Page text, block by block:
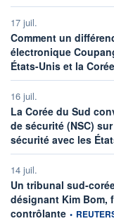
17 juil.
Comment un
électronique
États-Unis et la
16 juil.
La Corée du Sud
de sécurité (NSC)
sécurité avec les
14 juil.
Un tribunal sud-
désignant Kim Bom,
contrôlante information
•